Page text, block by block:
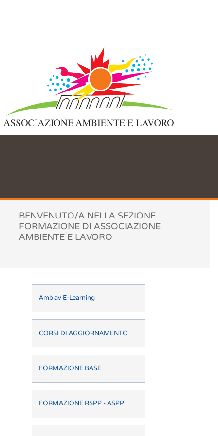
BENVENUTO/A NELLA SEZIONE
FORMAZIONE DI ASSOCIAZIONE
AMBIENTE E LAVORO
Amblav E-Learning
CORSI DI AGGIORNAMENTO
FORMAZIONE BASE
FORMAZIONE RSPP - ASPP
Questo sito web utilizza i cookie per migliorare la tua esperienza di
navigazione. Utilizzando il nostro sito web acconsenti a tutti i cookie
in conformità con la nostra policy per i cookie.
Accetta tutti Non accetto Chiudi
Preferenze Cookie